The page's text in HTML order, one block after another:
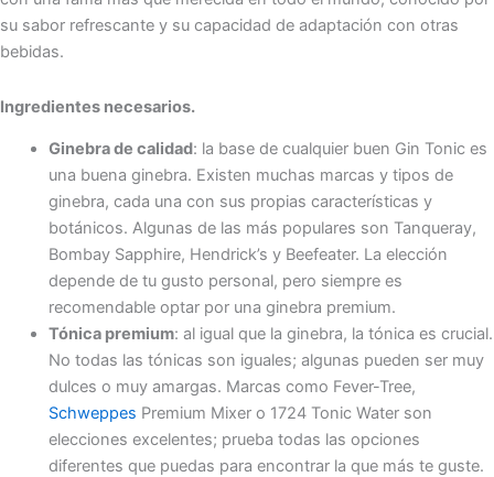
su sabor refrescante y su capacidad de adaptación con otras
bebidas.
Ingredientes necesarios.
Ginebra de calidad: la base de cualquier buen Gin Tonic es
una buena ginebra. Existen muchas marcas y tipos de
ginebra, cada una con sus propias características y
botánicos. Algunas de las más populares son Tanqueray,
Bombay Sapphire, Hendrick’s y Beefeater. La elección
depende de tu gusto personal, pero siempre es
recomendable optar por una ginebra premium.
Tónica premium: al igual que la ginebra, la tónica es crucial.
No todas las tónicas son iguales; algunas pueden ser muy
dulces o muy amargas. Marcas como Fever-Tree,
Schweppes Premium Mixer o 1724 Tonic Water son
elecciones excelentes; prueba todas las opciones
diferentes que puedas para encontrar la que más te guste.